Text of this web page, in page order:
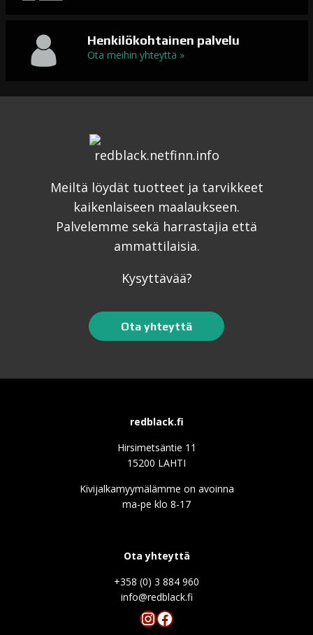
Henkilökohtainen palvelu
Ota meihin yhteyttä »
Meiltä löydät tuotteet ja tarvikkeet
kaikenlaiseen maalaukseen.
Palvelemme sekä harrastajia että
ammattilaisia.
Kysyttävää?
Ota yhteyttä
redblack.fi
Hirsimetsäntie 11
15200 LAHTI
Kivijalkamyymälämme on avoinna
ma-pe klo 8-17
Ota yhteyttä
+358 (0) 3 884 960
info@redblack.f
Instagram
Facebook